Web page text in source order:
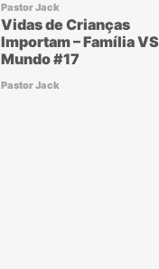
Pastor Jack
Vidas de Crianças
Importam – Família VS
Mundo #17
Pastor Jack